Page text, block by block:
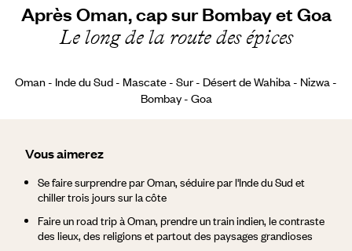
Après Oman, cap sur Bombay et Goa
Le long de la route des épices
Oman - Inde du Sud - Mascate - Sur - Désert de Wahiba - Nizwa -
Bombay - Goa
Vous aimerez
Se faire surprendre par Oman, séduire par l'Inde du Sud et
chiller trois jours sur la côte
Faire un road trip à Oman, prendre un train indien, le contraste
des lieux, des religions et partout des paysages grandioses